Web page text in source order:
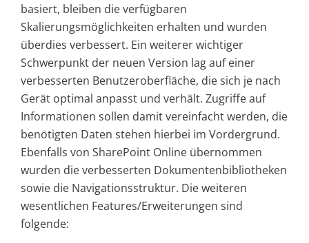
basiert, bleiben die verfügbaren
Skalierungsmöglichkeiten erhalten und wurden
überdies verbessert. Ein weiterer wichtiger
Schwerpunkt der neuen Version lag auf einer
verbesserten Benutzeroberfläche, die sich je nach
Gerät optimal anpasst und verhält. Zugriffe auf
Informationen sollen damit vereinfacht werden, die
benötigten Daten stehen hierbei im Vordergrund.
Ebenfalls von SharePoint Online übernommen
wurden die verbesserten Dokumentenbibliotheken
sowie die Navigationsstruktur. Die weiteren
wesentlichen Features/Erweiterungen sind
folgende: